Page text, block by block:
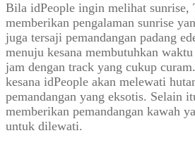
Bila idPeople ingin melihat sunrise,
memberikan pengalaman sunrise
juga tersaji pemandangan padang
menuju kesana membutuhkan
jam dengan track yang cukup
kesana idPeople akan melewati
pemandangan yang eksotis. Selain
memberikan pemandangan kawah
untuk dilewati.